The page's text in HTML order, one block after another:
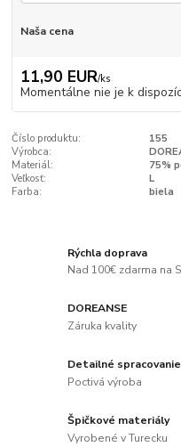
Naša cena
11,90 EUR/ks
Momentálne nie je k
Číslo produktu:
155
Výrobca:
Materiál:
75%
Veľkosť:
L
Farba:
biela
Rýchla doprava
Nad 100€ zdarma na
DOREANSE
Záruka kvality
Detailné spracovanie
Poctivá výroba
Špičkové materiály
Vyrobené v Turecku